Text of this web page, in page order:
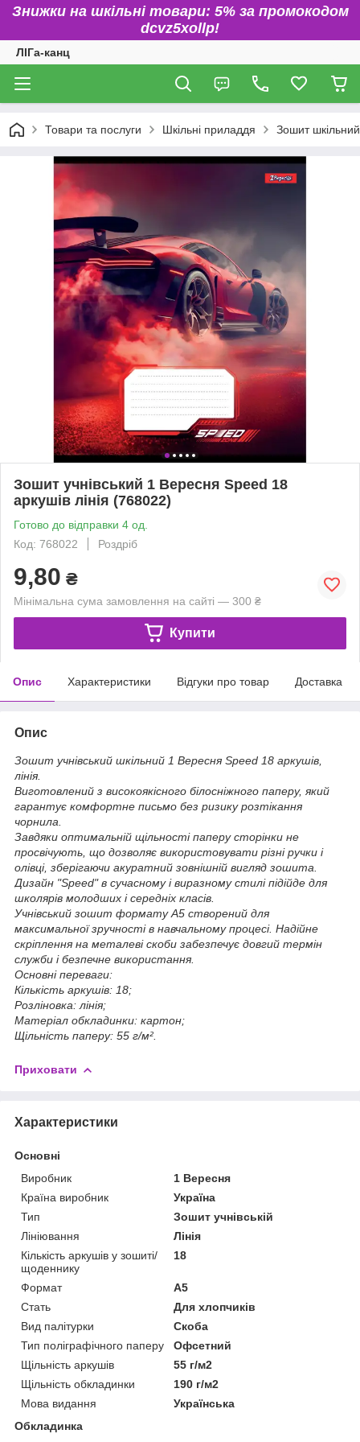
Знижки на шкільні товари: 5% за промокодом
dcvz5xollp!
ЛІГа-канц
Товари та послуги Шкільні приладдя Зошит шкільний
Зошит учнівський 1 Вересня Speed 18
аркушів лінія (768022)
Готово до відправки 4 од.
Код: 768022
Роздріб
9,80 ₴
Мінімальна сума замовлення на сайті — 300 ₴
Купити
Опис Характеристики Відгуки про товар Доставка
Опис
Зошит учнівський шкільний 1 Вересня Speed 18 аркушів,
лінія.
Виготовлений з високоякісного білосніжного паперу, який
гарантує комфортне письмо без ризику розтікання
чорнила.
Завдяки оптимальній щільності паперу сторінки не
просвічують, що дозволяє використовувати різні ручки і
олівці, зберігаючи акуратний зовнішній вигляд зошита.
Дизайн "Speed" в сучасному і виразному стилі підійде для
школярів молодших і середніх класів.
Учнівський зошит формату А5 створений для
максимальної зручності в навчальному процесі. Надійне
скріплення на металеві скоби забезпечує довгий термін
служби і безпечне використання.
Основні переваги:
Кількість аркушів: 18;
Розліновка: лінія;
Матеріал обкладинки: картон;
Щільність паперу: 55 г/м².
Приховати
Характеристики
Основні
Виробник
1 Вересня
Країна виробник
Україна
Тип
Зошит учнівській
Лініювання
Лінія
Кількість аркушів у зошиті/
щоденнику
18
Формат
A5
Стать
Для хлопчиків
Вид палітурки
Скоба
Тип поліграфічного паперу
Офсетний
Щільність аркушів
55 г/м2
Щільність обкладинки
190 г/м2
Мова видання
Українська
Обкладинка